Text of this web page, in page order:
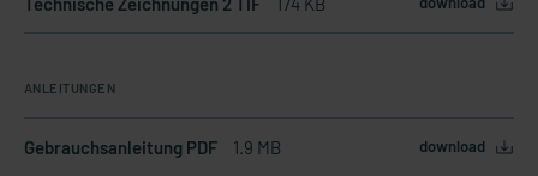
ANLEITUNGEN
Gebrauchsanleitung PDF 1.9 MB download